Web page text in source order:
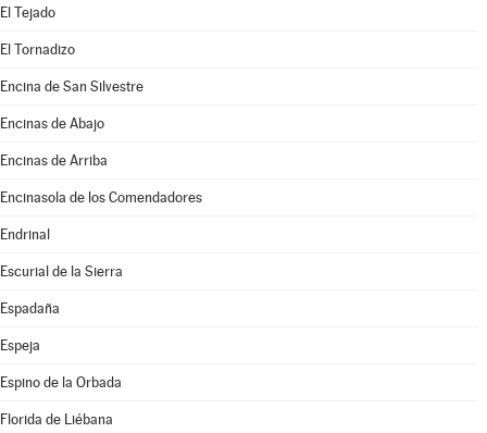
El Tejado
El Tornadizo
Encina de San Silvestre
Encinas de Abajo
Encinas de Arriba
Encinasola de los Comendadores
Endrinal
Escurial de la Sierra
Espadaña
Espeja
Espino de la Orbada
Florida de Liébana